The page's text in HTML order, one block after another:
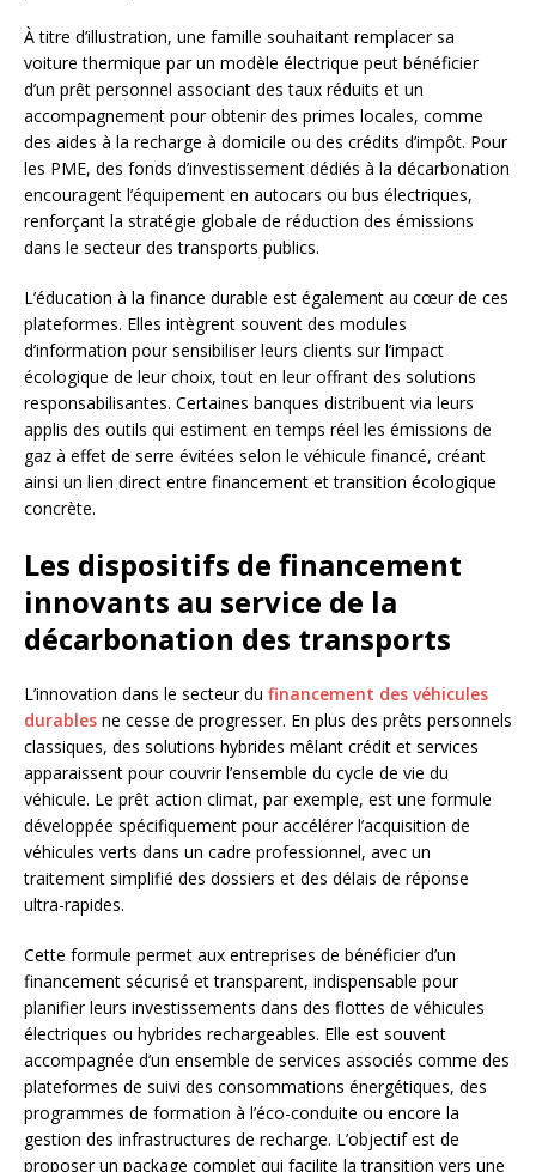
À titre d’illustration, une famille souhaitant remplacer sa
voiture thermique par un modèle électrique peut bénéficier
d’un prêt personnel associant des taux réduits et un
accompagnement pour obtenir des primes locales, comme
des aides à la recharge à domicile ou des crédits d’impôt. Pour
les PME, des fonds d’investissement dédiés à la décarbonation
encouragent l’équipement en autocars ou bus électriques,
renforçant la stratégie globale de réduction des émissions
dans le secteur des transports publics.
L’éducation à la finance durable est également au cœur de ces
plateformes. Elles intègrent souvent des modules
d’information pour sensibiliser leurs clients sur l’impact
écologique de leur choix, tout en leur offrant des solutions
responsabilisantes. Certaines banques distribuent via leurs
applis des outils qui estiment en temps réel les émissions de
gaz à effet de serre évitées selon le véhicule financé, créant
ainsi un lien direct entre financement et transition écologique
concrète.
Les dispositifs de financement
innovants au service de la
décarbonation des transports
L’innovation dans le secteur du financement des véhicules
durables ne cesse de progresser. En plus des prêts personnels
classiques, des solutions hybrides mêlant crédit et services
apparaissent pour couvrir l’ensemble du cycle de vie du
véhicule. Le prêt action climat, par exemple, est une formule
développée spécifiquement pour accélérer l’acquisition de
véhicules verts dans un cadre professionnel, avec un
traitement simplifié des dossiers et des délais de réponse
ultra-rapides.
Cette formule permet aux entreprises de bénéficier d’un
financement sécurisé et transparent, indispensable pour
planifier leurs investissements dans des flottes de véhicules
électriques ou hybrides rechargeables. Elle est souvent
accompagnée d’un ensemble de services associés comme des
plateformes de suivi des consommations énergétiques, des
programmes de formation à l’éco-conduite ou encore la
gestion des infrastructures de recharge. L’objectif est de
proposer un package complet qui facilite la transition vers une